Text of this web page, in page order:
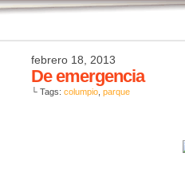
febrero 18, 2013
De emergencia
└ Tags: columpio parque